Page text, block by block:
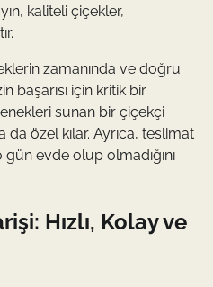
kaliteli çiçekler,
zamanında ve doğru
başarısı için kritik bir
sunan bir çiçekçi
özel kılar. Ayrıca, teslimat
gün evde olup olmadığını
Hızlı, Kolay ve